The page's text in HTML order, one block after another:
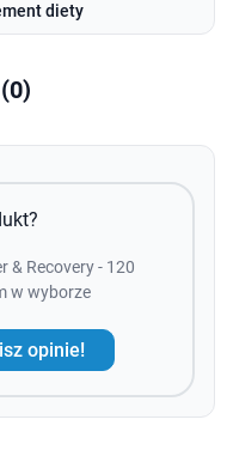
diety
& Recovery - 120
w wyborze
opinie!